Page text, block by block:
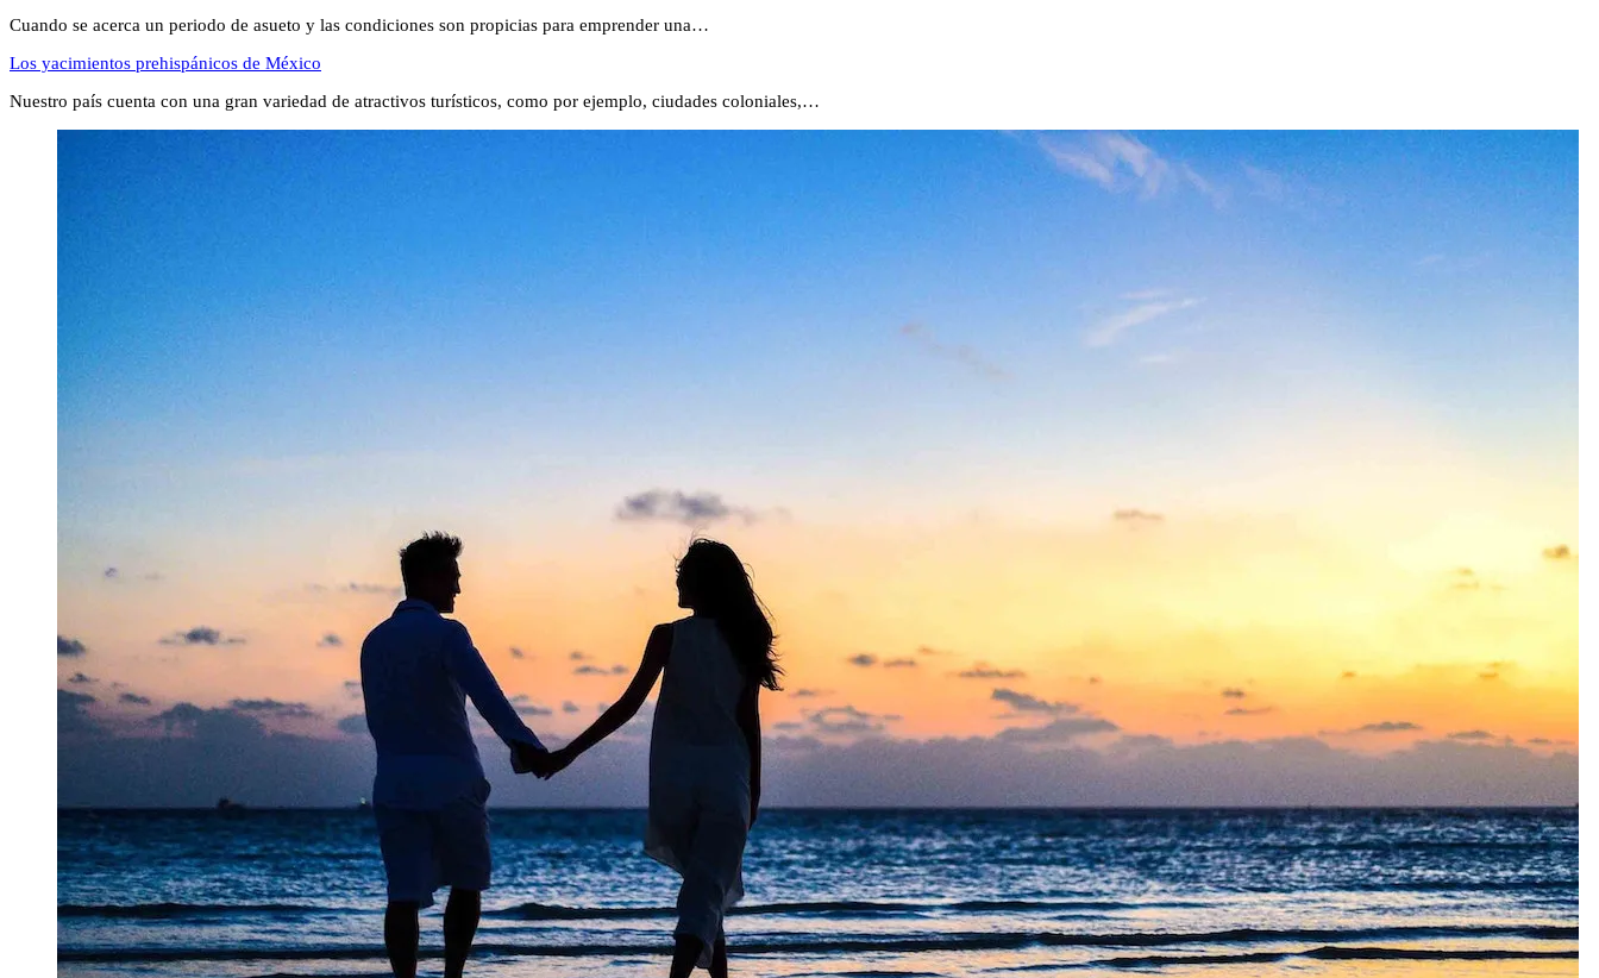
Cuando se acerca un periodo de asueto y las condiciones son propicias para emprender una…
Los yacimientos prehispánicos de México
Nuestro país cuenta con una gran variedad de atractivos turísticos, como por ejemplo, ciudades coloniales,…